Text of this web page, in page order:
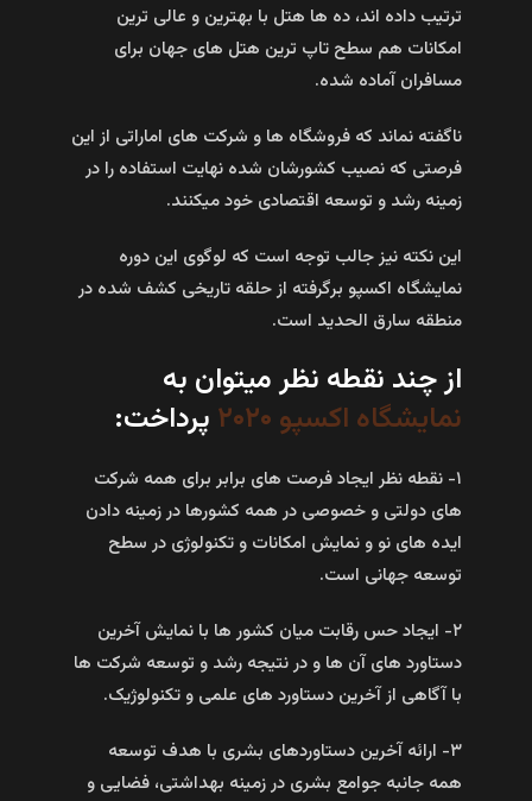
ترتیب داده اند، ده ها هتل با بهترین و عالی ترین
امکانات هم سطح تاپ ترین هتل های جهان برای
مسافران آماده شده.
ناگفته نماند که فروشگاه ها و شرکت های اماراتی از این
فرصتی که نصیب کشورشان شده نهایت استفاده را در
زمینه رشد و توسعه اقتصادی خود میکنند.
این نکته نیز جالب توجه است که لوگوی این دوره
نمایشگاه اکسپو برگرفته از حلقه تاریخی کشف شده در
منطقه سارق الحدید است.
از چند نقطه نظر میتوان به
نمایشگاه اکسپو ۲۰۲۰
پرداخت:
۱- نقطه نظر ایجاد فرصت های برابر برای همه شرکت
های دولتی و خصوصی در همه کشورها در زمینه دادن
ایده های نو و نمایش امکانات و تکنولوژی در سطح
توسعه جهانی است.
۲- ایجاد حس رقابت میان کشور ها با نمایش آخرین
دستاورد های آن ها و در نتیجه رشد و توسعه شرکت ها
با آگاهی از آخرین دستاورد های علمی و تکنولوژیک.
۳- ارائه آخرین دستاوردهای بشری با هدف توسعه
همه جانبه جوامع بشری در زمینه بهداشتی، فضایی و